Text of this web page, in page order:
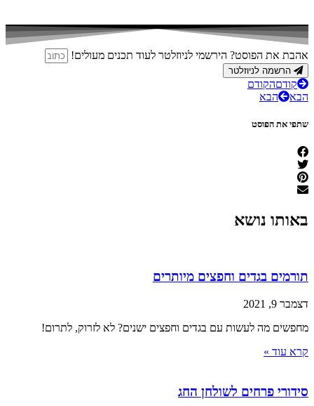
אהבת את הפוסט? הירשמי לניוזלטר לעוד תכנים מעולים!
הרשמה לניוזלטר
קודםהקודם
הבא
הבא
שתפי את הפוסט
באותו נושא
תורמים בגדים וחפצים מיותרים
דצמבר 9, 2021
מחפשים מה לעשות עם בגדים וחפצים ישנים? לא לזרוק, לתרום!
קרא עוד »
סידורי פרחים לשולחן החג